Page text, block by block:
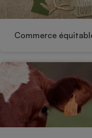
Commerce